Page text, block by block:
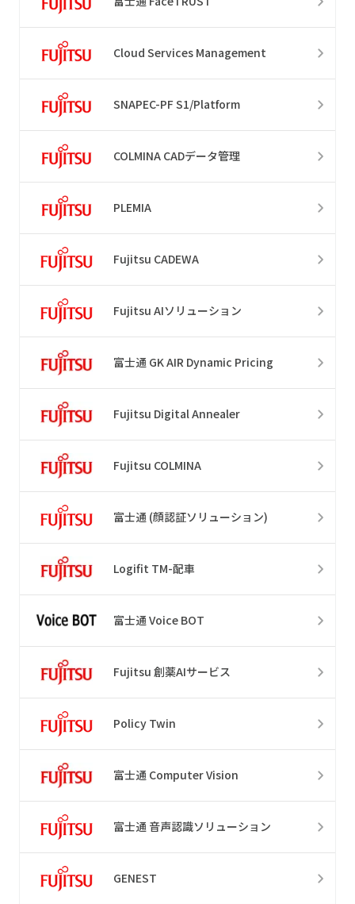
Cloud Services Management
SNAPEC-PF S1/Platform
COLMINA CADデータ管理
PLEMIA
Fujitsu CADEWA
Fujitsu AIソリューション
富士通 GK AIR Dynamic Pricing
Fujitsu Digital Annealer
Fujitsu COLMINA
富士通 (顔認証ソリューション)
Logifit TM-配車
富士通 Voice BOT
Fujitsu 創薬AIサービス
Policy Twin
富士通 Computer Vision
富士通 音声認識ソリューション
GENEST